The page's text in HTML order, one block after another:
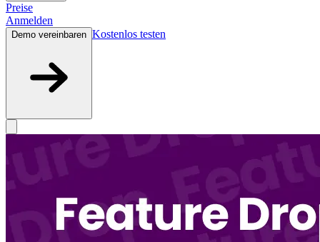
Preise
Anmelden
Demo vereinbaren Kostenlos testen